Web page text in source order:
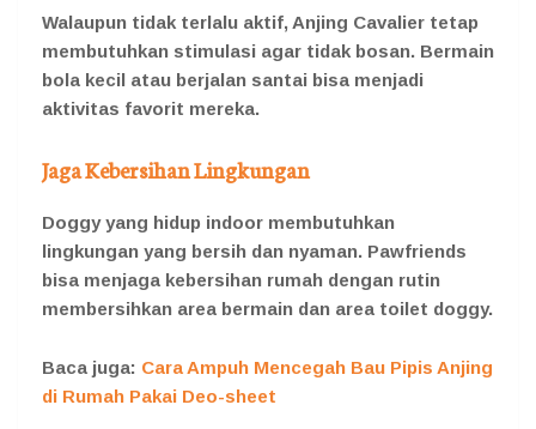
Walaupun tidak terlalu aktif, Anjing Cavalier tetap
membutuhkan stimulasi agar tidak bosan. Bermain
bola kecil atau berjalan santai bisa menjadi
aktivitas favorit mereka.
Jaga Kebersihan Lingkungan
Doggy yang hidup indoor membutuhkan
lingkungan yang bersih dan nyaman. Pawfriends
bisa menjaga kebersihan rumah dengan rutin
membersihkan area bermain dan area toilet doggy.
Baca juga: Cara Ampuh Mencegah Bau Pipis Anjing
di Rumah Pakai Deo-sheet